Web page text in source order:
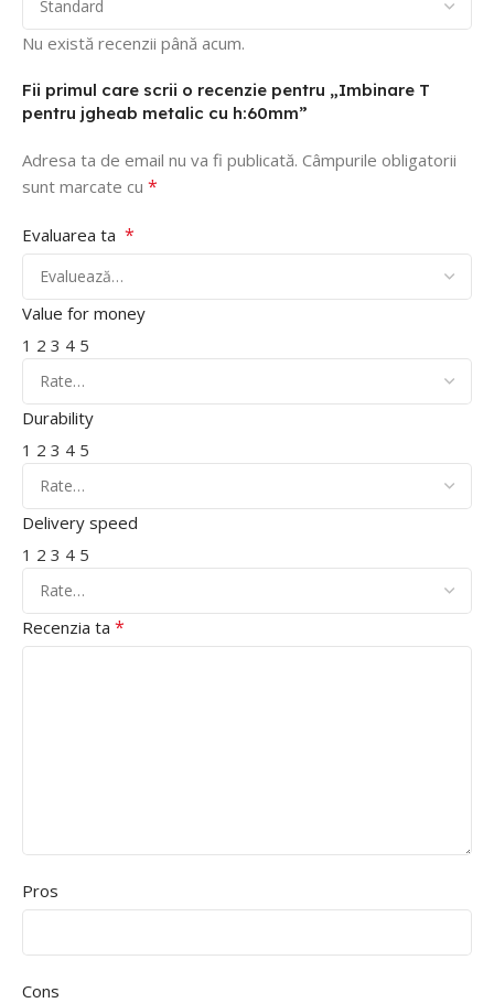
Nu există recenzii până acum.
Fii primul care scrii o recenzie pentru „Imbinare T
pentru jgheab metalic cu h:60mm”
Adresa ta de email nu va fi publicată. Câmpurile obligatorii
sunt marcate cu *
Evaluarea ta *
Value for money
1 2 3 4 5
Durability
1 2 3 4 5
Delivery speed
1 2 3 4 5
Recenzia ta *
Pros
Cons